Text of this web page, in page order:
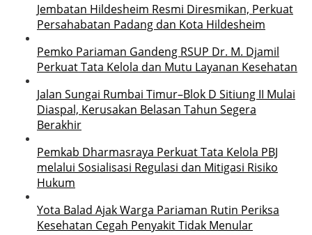
Jembatan Hildesheim Resmi Diresmikan, Perkuat
Persahabatan Padang dan Kota Hildesheim
Pemko Pariaman Gandeng RSUP Dr. M. Djamil
Perkuat Tata Kelola dan Mutu Layanan Kesehatan
Jalan Sungai Rumbai Timur–Blok D Sitiung II Mulai
Diaspal, Kerusakan Belasan Tahun Segera
Berakhir
Pemkab Dharmasraya Perkuat Tata Kelola PBJ
melalui Sosialisasi Regulasi dan Mitigasi Risiko
Hukum
Yota Balad Ajak Warga Pariaman Rutin Periksa
Kesehatan Cegah Penyakit Tidak Menular